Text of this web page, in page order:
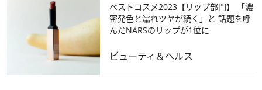
ベストコスメ2023【リップ部門】 「濃
密発色と濡れツヤが続く」と 話題を呼
んだNARSのリップが1位に
ビューティ＆ヘルス